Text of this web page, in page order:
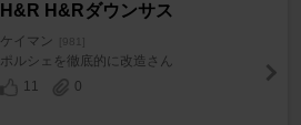
H&R H&Rダウンサス
ケイマン
ポルシェを徹底的に改造さん
11
0